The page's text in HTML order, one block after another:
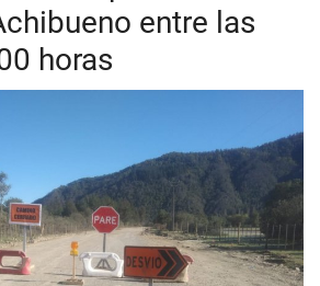
entre las
horas